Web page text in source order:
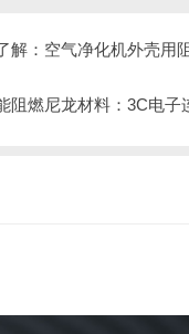
解：空气净化机外壳用
阻燃尼龙材料：3C电子